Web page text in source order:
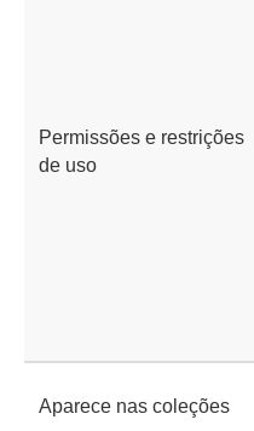
Permissões e restrições
de uso
Aparece nas coleções